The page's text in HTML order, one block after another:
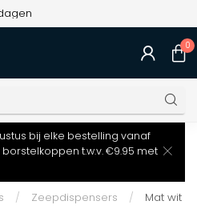
0
bij elke bestelling vanaf
t.w.v. €9.95 met
/ Zeepdispensers / Mat wit